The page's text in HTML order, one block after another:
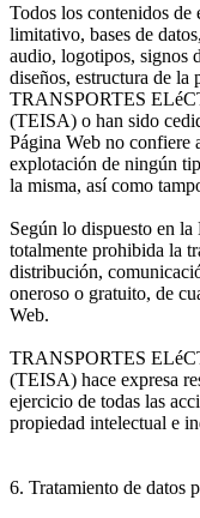
Todos los contenidos
limitativo, bases de
audio, logotipos, signos
diseños, estructura de la
TRANSPORTES
(TEISA) o han sido
Página Web no confiere
explotación de ningún
la misma, así como
Según lo dispuesto en
totalmente prohibida la
distribución,
oneroso o gratuito, de
Web.
TRANSPORTES
(TEISA) hace expresa
ejercicio de todas las
propiedad intelectual e
6. Tratamiento de datos